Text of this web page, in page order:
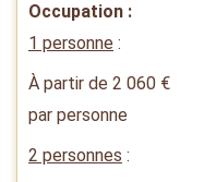
Occupation :
1 personne :
À partir de 2 060 €
par personne
2 personnes :